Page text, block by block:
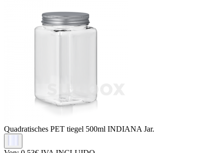
Quadratisches PET tiegel 500ml INDIANA Jar.